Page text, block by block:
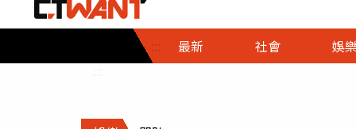
::: 最新 社會
社會首頁
時事
調查
娛樂
娛樂首頁
即時
財經首頁
熱線
政